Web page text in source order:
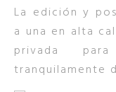
La edición y
a una en alta
privada
tranquilamente